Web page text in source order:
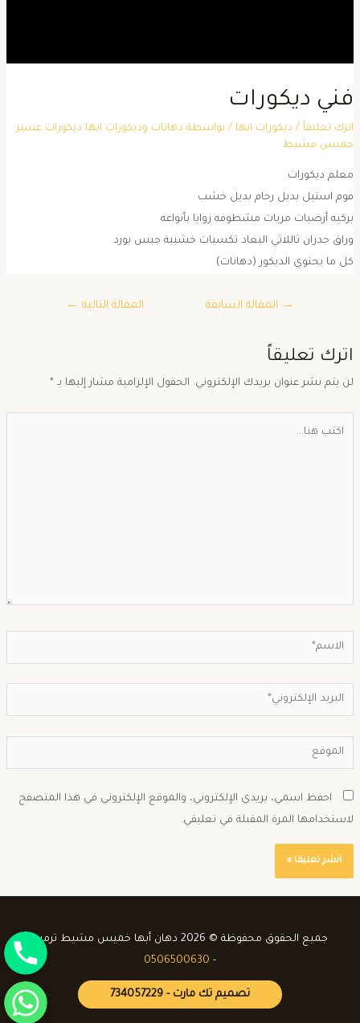
ديكورات
تعليقاً / ديكورات ابها/ بواسطة دهانات وديكورات ابها ديكورات عسير
مشيط
ديكورات
استيل بديل رخام بديل خشب
أرضيات مريات مشطوفه زوايا بأنواعه
جدران ثاللاثي البعاد تكسيات خشبية جبس بورد
ما يحتوي الديكور (دهانات)
→المقالة السابقة المقالة التالية←
تعليقاً
يتم نشر عنوان بريدك الإلكتروني. الحقول الإلزامية مشار إليها بـ *
احفظ اسمي، بريدي الإلكتروني، والموقع الإلكتروني في هذا المتصفح
المرة المقبلة في تعليقي.
جميع الحقوق محفوظة © 2026 دهان أبها خميس مشيط ترميم
0506500630
تصميم تك مارت - 734057229
جوال
واتساب